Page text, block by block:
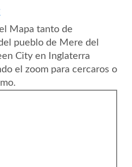
Mapa tanto de
pueblo de Mere del
City en Inglaterra
el zoom para cercaros o